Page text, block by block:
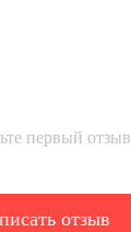
первый отзыв
отзыв